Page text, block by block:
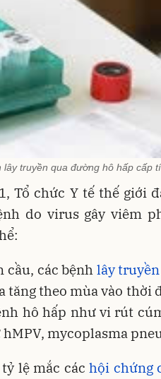
truyền qua đường hô hấp cấp
Tổ chức Y tế thế giới
do virus gây viêm
cầu, các bệnh lây truyền
tăng theo mùa vào thời
hô hấp như vi rút
mycoplasma
tỷ lệ mắc cáchội chứng